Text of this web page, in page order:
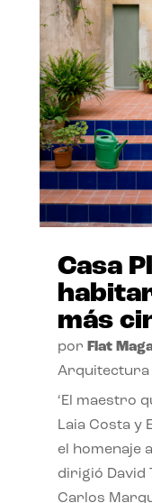
Casa
más
por Flat
Arquitectura
‘El maestro
Laia Costa y
el homenaje
dirigió David
Carlos